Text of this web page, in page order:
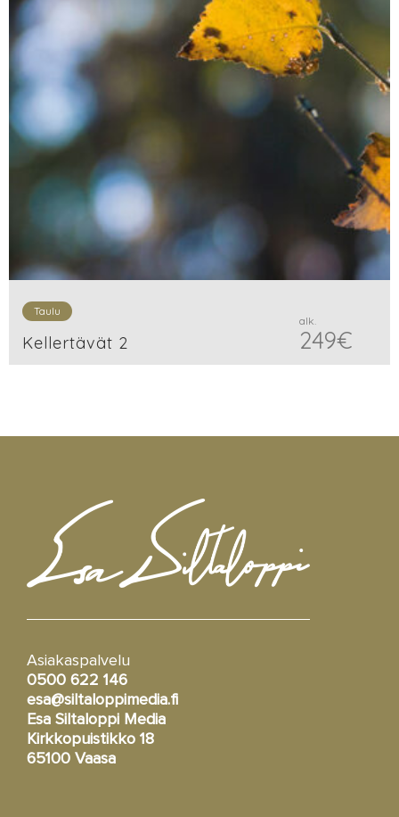
Taulu
Kellertävät 2
alk.
249€
Asiakaspalvelu
0500 622 146
esa@siltaloppimedia.fi
Esa Siltaloppi Media
Kirkkopuistikko 18
65100 Vaasa